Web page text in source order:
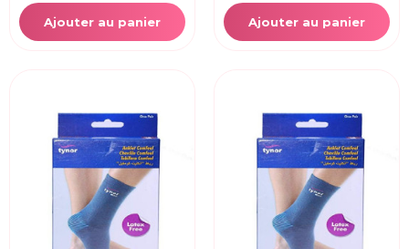
Ajouter au panier Ajouter au panier